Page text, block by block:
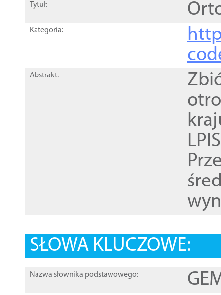
Tytuł:
Kategoria:
Abstrakt:
SŁOWA KLUCZOWE:
Nazwa słownika podstawowego: